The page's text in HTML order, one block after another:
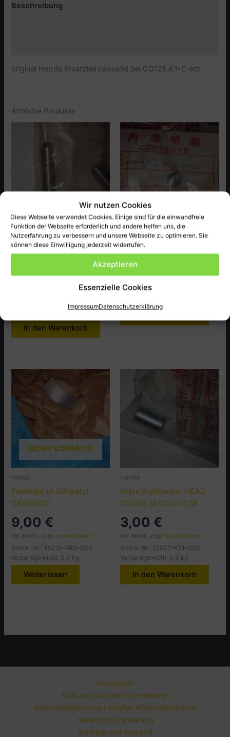
Wir nutzen Cookies
Diese Webseite verwendet Cookies. Einige sind für die einwandfreie
Funktion der Webseite erforderlich und andere helfen uns, die
Nutzerfahrung zu verbessern und unsere Webseite zu optimieren. Sie
können diese Einwilligung jederzeit widerrufen.
Akzeptieren
Essenzielle Cookies
ImpressumDatenschutzerklärung
Beschreibung
original Honda Ersatzteil passend bei CG125,K1-C ect.
Ähnliche Produkte
Honda
A-Führung, Guide,Ex Valve
passend bei CB750.K1 ect.
8,00€
Versandkosten
Versandgewicht: 0.3 kg
In den Warenkorb
Honda
Olifice, 2mm CB400T-PA
5,00
inkl. MwSt., zzgl.Versandkosten
Artikel-Nr.: 11901-413-000
NICHT VORRÄTIG
Honda
Pleullager (A Schwarz),
CBX650CD
9,00 €
inkl. MwSt., zzgl.Versandkosten
Artikel-Nr.: 13215-ME5-004
Versandgewicht: 0.3 kg
Weiterlesen
Honda
Hülse Kopfdeckel, HEAD
COVER, MTX125LC,W
3,00 €
inkl. MwSt., zzgl. Versandkosten
Artikel-Nr.: 12307-KE1-000
Versandgewicht: 0.3 kg
In den Warenkorb
Impressum
AGB und Kundeninformationen
Widerrufsbelehrung / Muster-Widerrufsformular
Datenschutzerklärung
Zahlung und Versand